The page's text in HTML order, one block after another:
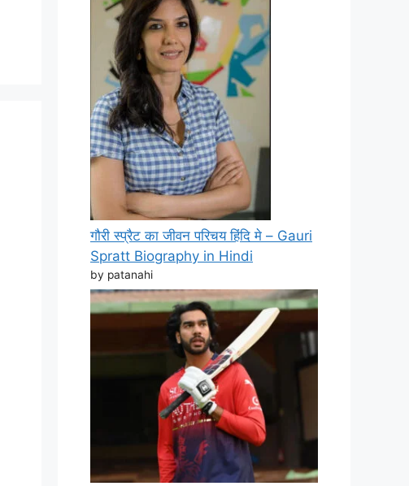
गौरी स्प्रैट का जीवन परिचय हिंदि मे – Gauri
Spratt Biography in Hindi
by patanahi